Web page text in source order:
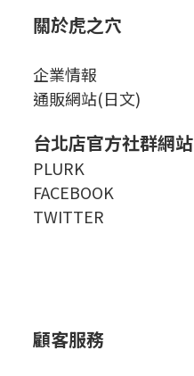
關於虎之穴
企業情報
通販網站(日文)
台北店官方社群網站
PLURK
FACEBOOK
TWITTER
顧客服務